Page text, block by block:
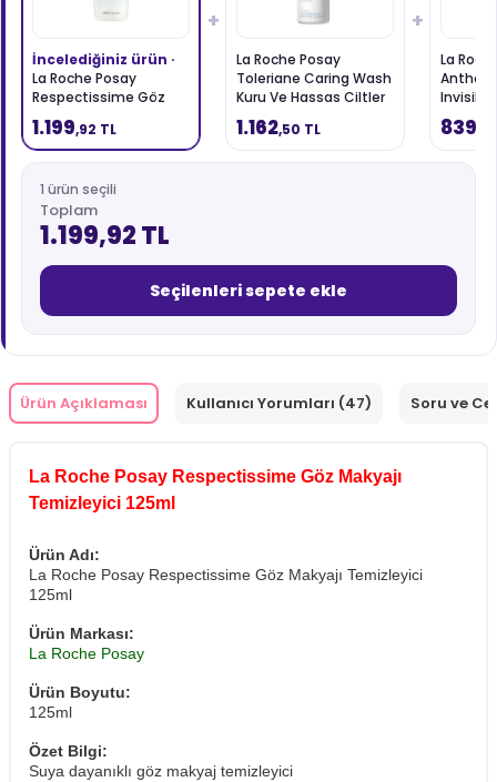
İncelediğiniz ürün ·
La Roche Posay
Respectissime Göz
Makyaj Temizleyici 125
ml
1.199,92 TL
+
La Roche Posay
Toleriane Caring Wash
Kuru Ve Hassas Ciltler
İçin Yüz Temizleme
Jeli 400 ml
1.162,50 TL
+
La
Tipleri
Güneş
839
1 ürün seçili
Toplam
1.199,92 TL
Seçilenleri sepete ekle
Ürün Açıklaması Kullanıcı Yorumları (47) Soru ve
La Roche Posay Respectissime Göz Makyajı
Temizleyici 125ml
Ürün Adı:
La Roche Posay Respectissime Göz Makyajı Temizleyici
125ml
Ürün Markası:
La Roche Posay
Ürün Boyutu:
125ml
Özet Bilgi:
Suya dayanıklı göz makyaj temizleyici